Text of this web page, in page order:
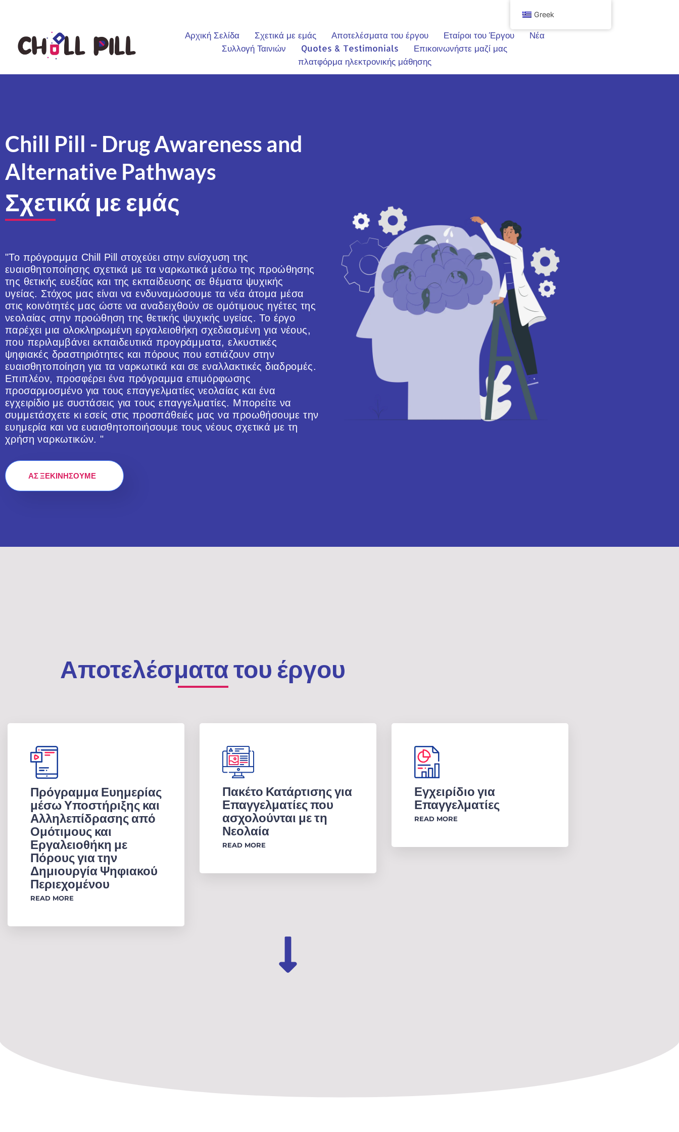
Αρχική Σελίδα Σχετικά με εμάς Αποτελέσματα του έργου Εταίροι του Έργου
Νέα
Συλλογή Ταινιών
Quotes & Testimonials
Επικοινωνήστε μαζί μας
πλατφόρμα ηλεκτρονικής μάθησης
Chill Pill - Drug Awareness and
Alternative Pathways
Σχετικά με εμάς
"Το πρόγραμμα Chill Pill στοχεύει στην ενίσχυση της
ευαισθητοποίησης σχετικά με τα ναρκωτικά μέσω της προώθησης
της θετικής ευεξίας και της εκπαίδευσης σε θέματα ψυχικής
υγείας. Στόχος μας είναι να ενδυναμώσουμε τα νέα άτομα μέσα
στις κοινότητές μας ώστε να αναδειχθούν σε ομότιμους ηγέτες της
νεολαίας στην προώθηση της θετικής ψυχικής υγείας. Το έργο
παρέχει μια ολοκληρωμένη εργαλειοθήκη σχεδιασμένη για νέους,
που περιλαμβάνει εκπαιδευτικά προγράμματα, ελκυστικές
ψηφιακές δραστηριότητες και πόρους που εστιάζουν στην
ευαισθητοποίηση για τα ναρκωτικά και σε εναλλακτικές διαδρομές.
Επιπλέον, προσφέρει ένα πρόγραμμα επιμόρφωσης
προσαρμοσμένο για τους επαγγελματίες νεολαίας και ένα
εγχειρίδιο με συστάσεις για τους επαγγελματίες. Μπορείτε να
συμμετάσχετε κι εσείς στις προσπάθειές μας να προωθήσουμε την
ευημερία και να ευαισθητοποιήσουμε τους νέους σχετικά με τη
χρήση ναρκωτικών. "
ΑΣ ΞΕΚΙΝΉΣΟΥΜΕ
Αποτελέσματα του έργου
Πρόγραμμα Ευημερίας
μέσω Υποστήριξης και
Αλληλεπίδρασης από
Ομότιμους και
Εργαλειοθήκη με
Πόρους για την
Δημιουργία Ψηφιακού
Περιεχομένου
READ MORE
Πακέτο Κατάρτισης για
Επαγγελματίες που
ασχολούνται με τη
Νεολαία
READ MORE
Εγχειρίδιο για
Επαγγελματίες
READ MORE
Greek